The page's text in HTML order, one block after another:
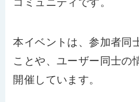
コミュニティです。
本イベントは、参加者同
ことや、ユーザー同士の
開催しています。